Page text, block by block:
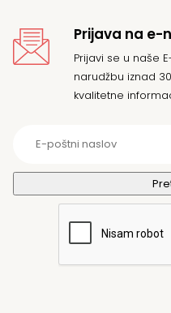
Prijava na e-
Prijavi se u naše
narudžbu iznad
kvalitetne